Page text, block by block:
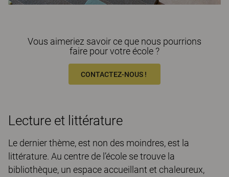
Vous aimeriez savoir ce que nous pourrions
faire pour votre école ?
CONTACTEZ-NOUS !
Lecture et littérature
Le dernier thème, est non des moindres, est la
littérature. Au centre de l’école se trouve la
bibliothèque, un espace accueillant et chaleureux,